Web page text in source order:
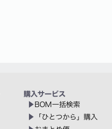
購入サービス
BOM一括検索
「ひとつから」購入